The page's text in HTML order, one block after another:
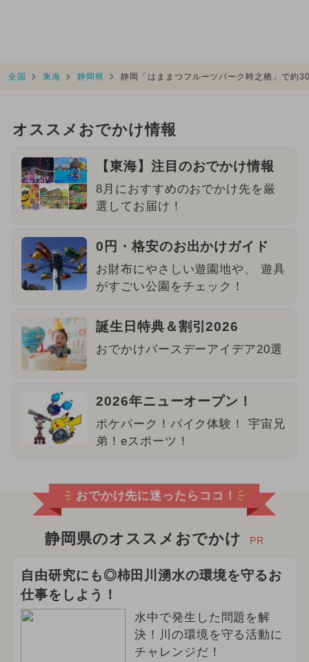
全国 東海 静岡県 静岡「はままつフルーツパーク時之栖」で約
オススメおでかけ情報
【東海】注目のおでかけ情報
8月におすすめのおでかけ先を厳
選してお届け！
0円・格安のお出かけガイド
お財布にやさしい遊園地や、 遊具
がすごい公園をチェック！
誕生日特典＆割引2026
おでかけバースデーアイデア20選
2026年ニューオープン！
ポケパーク！バイク体験！ 宇宙兄
弟！eスポーツ！
おでかけ先に迷ったらココ！
静岡県のオススメおでかけ PR
自由研究にも◎柿田川湧水の環境を守るお
仕事をしよう！
水中で発生した問題を解
決！川の環境を守る活動に
チャレンジだ！